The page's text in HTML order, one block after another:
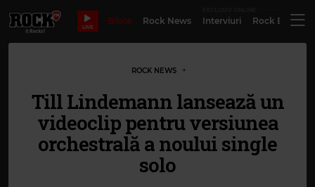
LIVE
Bilete Rock News Interviuri Rock
ROCK NEWS
Till Lindemann lansează un
videoclip pentru versiunea
orchestrală a noului single
solo